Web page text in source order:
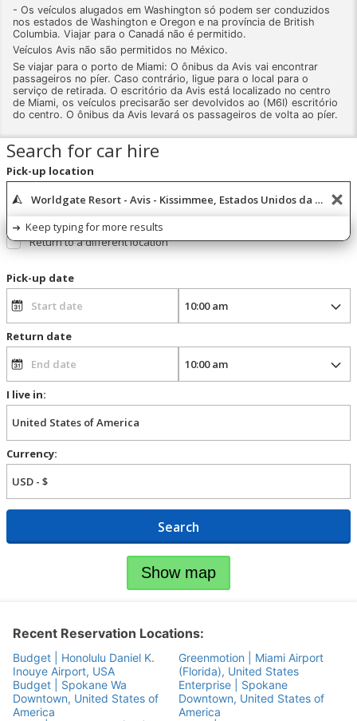
- Os veículos alugados em Washington só podem ser conduzidos
nos estados de Washington e Oregon e na província de British
Columbia. Viajar para o Canadá não é permitido.
Veículos Avis não são permitidos no México.
Se viajar para o porto de Miami: O ônibus da Avis vai encontrar
passageiros no píer. Caso contrário, ligue para o local para o
serviço de retirada. O escritório da Avis está localizado no centro
de Miami, os veículos precisarão ser devolvidos ao (M6I) escritório
do centro. O ônibus da Avis levará os passageiros de volta ao píer.
Search for car hire
Pick-up location
Keep typing for more results
Return to a different location
Pick-up date
Return date
I live in:
Currency:
Search
Show map
Recent Reservation Locations:
Budget | Honolulu Daniel K.
Inouye Airport, USA
Greenmotion | Miami Airport
(Florida), United States
Budget | Spokane Wa
Downtown, United States of
America
Enterprise | Spokane
Downtown, United States of
America